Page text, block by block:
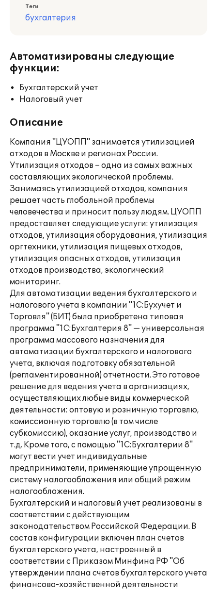
Теги
бухгалтерия
Автоматизированы следующие
функции:
Бухгалтерский учет
Налоговый учет
Описание
Компания "ЦУОПП" занимается утилизацией
отходов в Москве и регионах России.
Утилизация отходов – одна из самых важных
составляющих экологической проблемы.
Занимаясь утилизацией отходов, компания
решает часть глобальной проблемы
человечества и приносит пользу людям. ЦУОПП
предоставляет следующие услуги: утилизация
отходов, утилизация оборудования, утилизация
оргтехники, утилизация пищевых отходов,
утилизация опасных отходов, утилизация
отходов производства, экологический
мониторинг.
Для автоматизации ведения бухгалтерского и
налогового учета в компании "1С:Бухучет и
Торговля" (БИТ) была приобретена типовая
программа "1С:Бухгалтерия 8" — универсальная
программа массового назначения для
автоматизации бухгалтерского и налогового
учета, включая подготовку обязательной
(регламентированной) отчетности. Это готовое
решение для ведения учета в организациях,
осуществляющих любые виды коммерческой
деятельности: оптовую и розничную торговлю,
комиссионную торговлю (в том числе
субкомиссию), оказание услуг, производство и
т.д. Кроме того, с помощью "1С:Бухгалтерии 8"
могут вести учет индивидуальные
предприниматели, применяющие упрощенную
систему налогообложения или общий режим
налогообложения.
Бухгалтерский и налоговый учет реализованы в
соответствии с действующим
законодательством Российской Федерации. В
состав конфигурации включен план счетов
бухгалтерского учета, настроенный в
соответствии с Приказом Минфина РФ "Об
утверждении плана счетов бухгалтерского учета
финансово-хозяйственной деятельности